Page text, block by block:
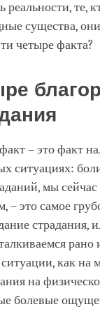
реальности, те,
существа,
четыре факта?
– это факт
ситуациях:
мы
– это самое
страдания,
как на
на
болевые